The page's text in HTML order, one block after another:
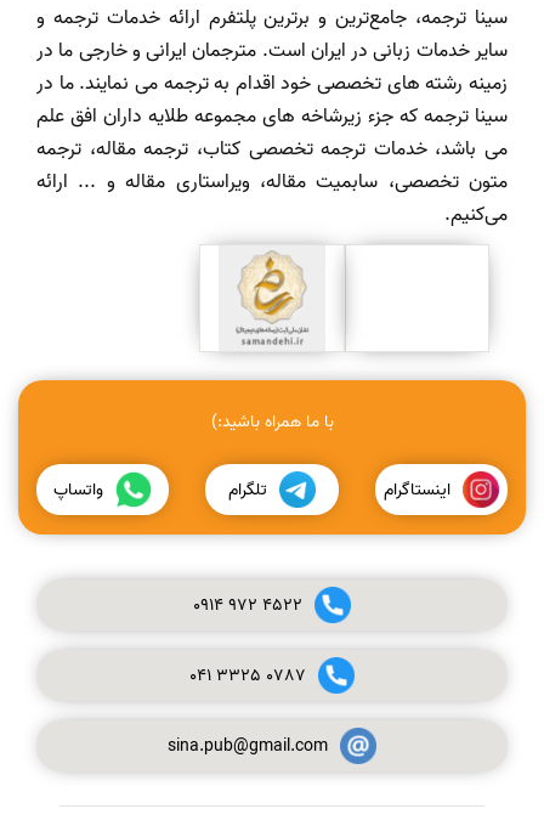
سینا ترجمه، جامع‌ترین و برترین پلتفرم ارائه خدمات ترجمه و
سایر خدمات زبانی در ایران است. مترجمان ایرانی و خارجی ما در
زمینه رشته های تخصصی خود اقدام به ترجمه می نمایند. ما در
سینا ترجمه که جزء زیرشاخه های مجموعه طلایه داران افق علم
می باشد، خدمات ترجمه تخصصی کتاب، ترجمه مقاله، ترجمه
متون تخصصی، سابمیت مقاله، ویراستاری مقاله و ... ارائه
می‌کنیم.
با ما همراه باشید:)
اینستاگرام تلگرام واتساپ
0914972 4522
041 3325 0787
sina.pub@gmail.com